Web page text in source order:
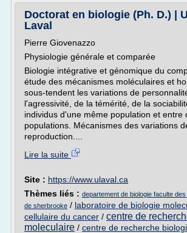
Doctorat en biologie (Ph. D.) |
Laval
Pierre Giovenazzo
Physiologie générale et comparée
Biologie intégrative et génomique du
étude des mécanismes moléculaires et
sous-tendent les variations de
l'agressivité, de la témérité, de la
individus d'une même population et entre
populations. Mécanismes des variations
reproduction....
Lire la suite
Site : https://www.ulaval.ca
Thèmes liés : departement de biologie faculte
de sherbrooke / laboratoire de biologie
cellulaire du cancer / centre de
moleculaire / centre de recherche